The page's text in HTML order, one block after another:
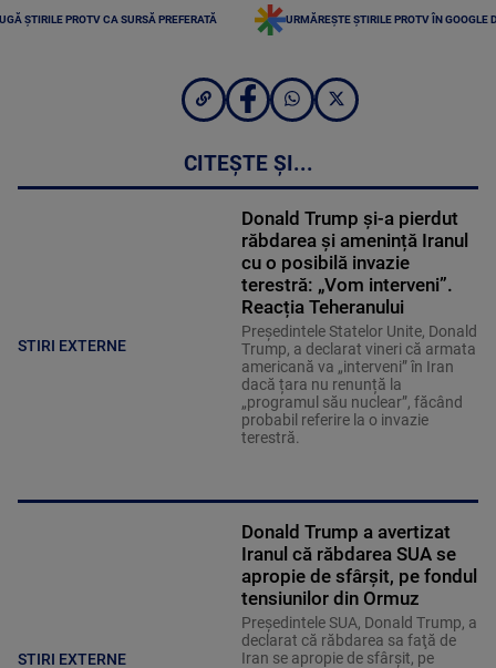
ȘTIRILE PROTV CA SURSĂ PREFERATĂ URMĂREȘTE ȘTIRILE PROTV ÎN GOOGLE
CITEȘTE ȘI...
STIRI EXTERNE
Donald Trump și-a pierdut
răbdarea și amenință Iranul
cu o posibilă invazie
terestră: „Vom interveni”.
Reacția Teheranului
Președintele Statelor Unite, Donald
Trump, a declarat vineri că armata
americană va „interveni” în Iran
dacă țara nu renunță la
„programul său nuclear”, făcând
probabil referire la o invazie
terestră.
STIRI EXTERNE
Donald Trump a avertizat
Iranul că răbdarea SUA se
apropie de sfârșit, pe fondul
tensiunilor din Ormuz
Preşedintele SUA, Donald Trump, a
declarat că răbdarea sa faţă de
Iran se apropie de sfârşit, pe